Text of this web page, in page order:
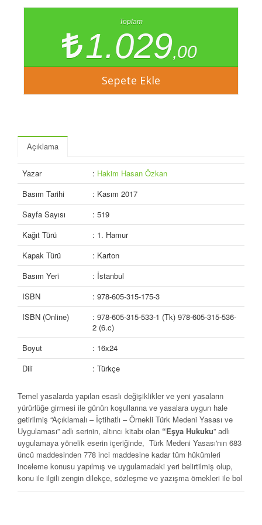
Toplam
1.029,00
Açıklama
Yazar : Hakim Hasan Özkan
Basım Tarihi
: Kasım 2017
Sayfa Sayısı
: 519
Kağıt Türü
: 1. Hamur
Kapak Türü
: Karton
Basım Yeri
: İstanbul
ISBN
: 978-605-315-175-3
ISBN (Online)
: 978-605-315-533-1 (Tk) 978-605-315-536-
2 (6.c)
Boyut
: 16x24
Dili
: Türkçe
Temel yasalarda yapılan esaslı değişiklikler ve yeni yasaların
yürürlüğe girmesi ile günün koşullarına ve yasalara uygun hale
getirilmiş “Açıklamalı – İçtihatlı – Örnekli Türk Medeni Yasası ve
Uygulaması” adlı serinin, altıncı kitabı olan “Eşya Hukuku” adlı
uygulamaya yönelik eserin içeriğinde, Türk Medeni Yasası'nın 683
üncü maddesinden 778 inci maddesine kadar tüm hükümleri
inceleme konusu yapılmış ve uygulamadaki yeri belirtilmiş olup,
konu ile ilgili zengin dilekçe, sözleşme ve yazışma örnekleri ile bol